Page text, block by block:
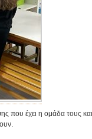
που έχει η ομάδα τους και